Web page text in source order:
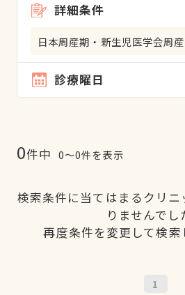
詳細条件
診療曜日
0件中 0〜0件を表示
検索条件に当てはまるクリ
りませんでし
再度条件を変更して検索
1